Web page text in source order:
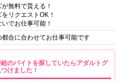
が無料で貰える！
をリクエストOK！
いでお仕事可能！
合に合わせてお仕事可能です
のバイトを探していたらアダルトグ
けました！